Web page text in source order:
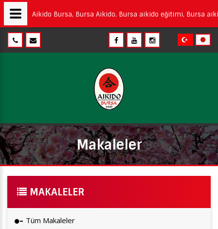
Makaleler
MAKALELER
Tüm Makaleler
Aikido Bursa, Bursa Aikido, Bursa aikido eğitimi, Bursa